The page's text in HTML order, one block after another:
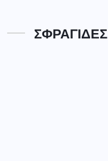
ΣΦΡΑΓΙΔΕΣ